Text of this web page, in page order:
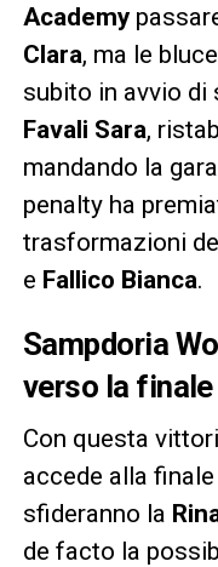
Academy
Clara, ma le
subito in avvio di
Favali Sara,
mandando la
penalty ha
trasformazioni
e Fallico Bianca.
Sampdoria
verso la finale
Con questa
accede alla
sfideranno la
de facto la